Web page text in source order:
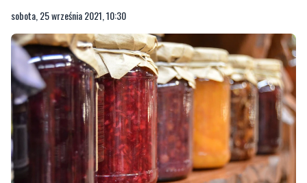
sobota, 25 września 2021, 10:30